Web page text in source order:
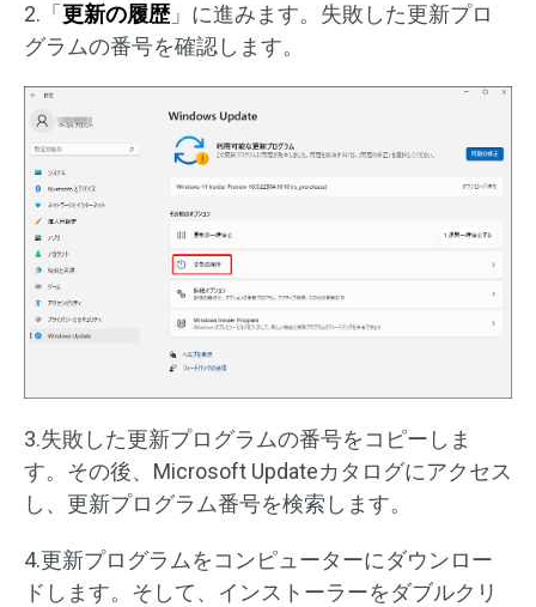
2.「 更新の履歴 」に進みます。失敗した更新プロ
グラムの番号を確認します。
3.失敗した更新プログラムの番号をコピーしま
す。その後、Microsoft Updateカタログにアクセス
し、更新プログラム番号を検索します。
4.更新プログラムをコンピューターにダウンロー
ドします。そして、インストーラーをダブルクリ